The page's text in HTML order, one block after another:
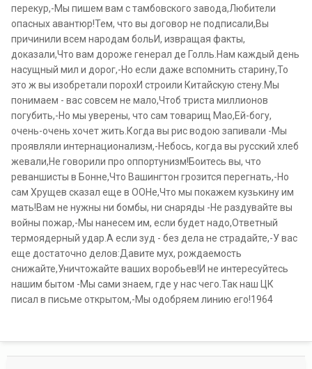
перекур,-Мы пишем вам с тамбовского завода,Любители
опасных авантюр!Тем, что вы договор не подписали,Вы
причинили всем народам больИ, извращая факты,
доказали,Что вам дороже генерал де Голль.Нам каждый день
насущный мил и дорог,-Но если даже вспомнить старину,То
это ж вы изобретали порохИ строили Китайскую стену.Мы
понимаем - вас совсем не мало,Чтоб триста миллионов
погубить,-Но мы уверены, что сам товарищ Мао,Ей-богу,
очень-очень хочет жить.Когда вы рис водою запивали -Мы
проявляли интернационализм,-Небось, когда вы русский хлеб
жевали,Не говорили про оппортунизм!Боитесь вы, что
реваншисты в Бонне,Что Вашингтон грозится перегнать,-Но
сам Хрущев сказал еще в ООНе,Что мы покажем кузькину им
мать!Вам не нужны ни бомбы, ни снаряды -Не раздувайте вы
войны пожар,-Мы нанесем им, если будет надо,Ответный
термоядерный удар.А если зуд - без дела не страдайте,-У вас
еще достаточно делов:Давите мух, рождаемость
снижайте,Уничтожайте ваших воробьев!И не интересуйтесь
нашим бытом -Мы сами знаем, где у нас чего.Так наш ЦК
писал в письме открытом,-Мы одобряем линию его!1964